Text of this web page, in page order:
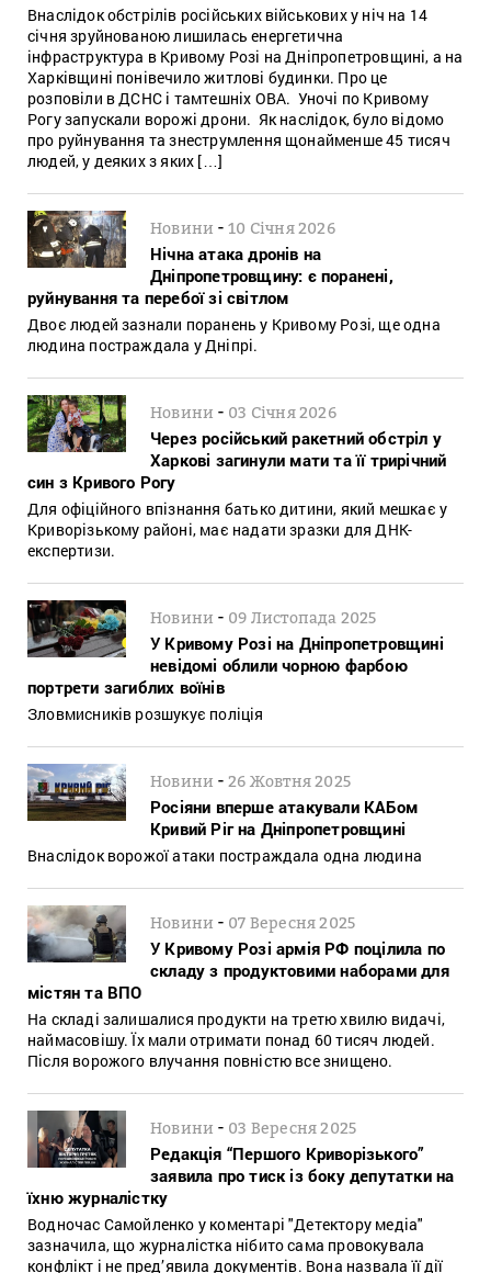
Внаслідок обстрілів російських військових у ніч на 14
січня зруйнованою лишилась енергетична
інфраструктура в Кривому Розі на Дніпропетровщині, а на
Харківщині понівечило житлові будинки. Про це
розповіли в ДСНС і тамтешніх ОВА. Уночі по Кривому
Рогу запускали ворожі дрони. Як наслідок, було відомо
про руйнування та знеструмлення щонайменше 45 тисяч
людей, у деяких з яких […]
Новини -10 Січня 2026
Нічна атака дронів на
Дніпропетровщину: є поранені,
руйнування та перебої зі світлом
Двоє людей зазнали поранень у Кривому Розі, ще одна
людина постраждала у Дніпрі.
Новини - 03 Січня 2026
Через російський ракетний обстріл у
Харкові загинули мати та її трирічний
син з Кривого Рогу
Для офіційного впізнання батько дитини, який мешкає у
Криворізькому районі, має надати зразки для ДНК-
експертизи.
Новини - 09 Листопада 2025
У Кривому Розі на Дніпропетровщині
невідомі облили чорною фарбою
портрети загиблих воїнів
Зловмисників розшукує поліція
Новини -26 Жовтня 2025
Росіяни вперше атакували КАБом
Кривий Ріг на Дніпропетровщині
Внаслідок ворожої атаки постраждала одна людина
Новини - 07 Вересня 2025
У Кривому Розі армія РФ поцілила по
складу з продуктовими наборами для
містян та ВПО
На складі залишалися продукти на третю хвилю видачі,
наймасовішу. Їх мали отримати понад 60 тисяч людей.
Після ворожого влучання повністю все знищено.
Новини - 03 Вересня 2025
Редакція “Першого Криворізького”
заявила про тиск із боку депутатки на
їхню журналістку
Водночас Самойленко у коментарі "Детектору медіа"
зазначила, що журналістка нібито сама провокувала
конфлікт і не пред’явила документів. Вона назвала її дії